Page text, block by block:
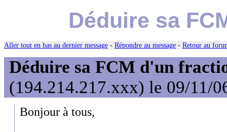
Déduire sa
Aller tout en bas au dernier message - Répondre au message - Retour au
Déduire sa FCM d'un
(194.214.217.xxx) le 09/11/
Bonjour à tous,